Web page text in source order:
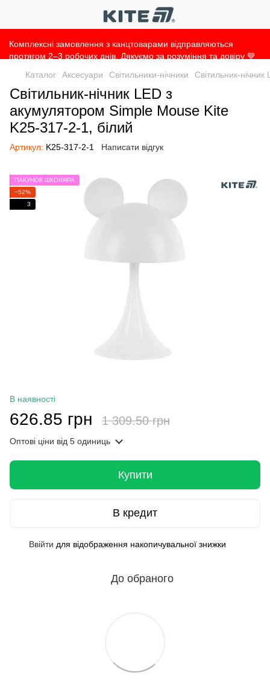
Комплексні замовлення з канцтоварами відправляються
протягом 2–3 робочих днів. Дякуємо за розуміння та довіру 💙
Каталог
Аксесуари Світильники-нічники Світильник-
Світильник-нічник LED з
акумулятором Simple Mouse Kite
K25-317-2-1, білий
Артикул: K25-317-2-1 Написати відгук
ПАКУНОК ШКОЛЯРА
−52%
3
В наявності
626.85 грн 1 309.50 грн
Оптові ціни від 5 одиниць
Купити
В кредит
Ввійти для відображення накопичувальної знижки
До обраного